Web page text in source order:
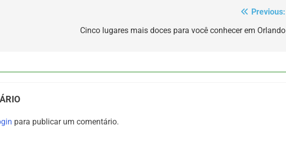
Previous:
Cinco lugares mais doces para você conhecer em Orlando
para publicar um comentário.